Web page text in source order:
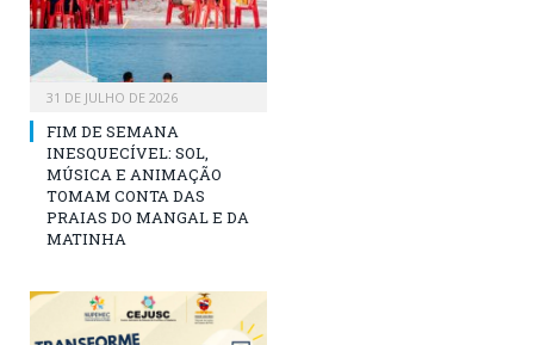
31 DE JULHO DE 2026
FIM DE SEMANA
INESQUECÍVEL: SOL,
MÚSICA E ANIMAÇÃO
TOMAM CONTA DAS
PRAIAS DO MANGAL E DA
MATINHA